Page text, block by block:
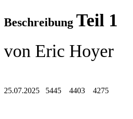
Beschreibung Teil 1
von Eric Hoyer
25.07.2025 5445 4403 4275